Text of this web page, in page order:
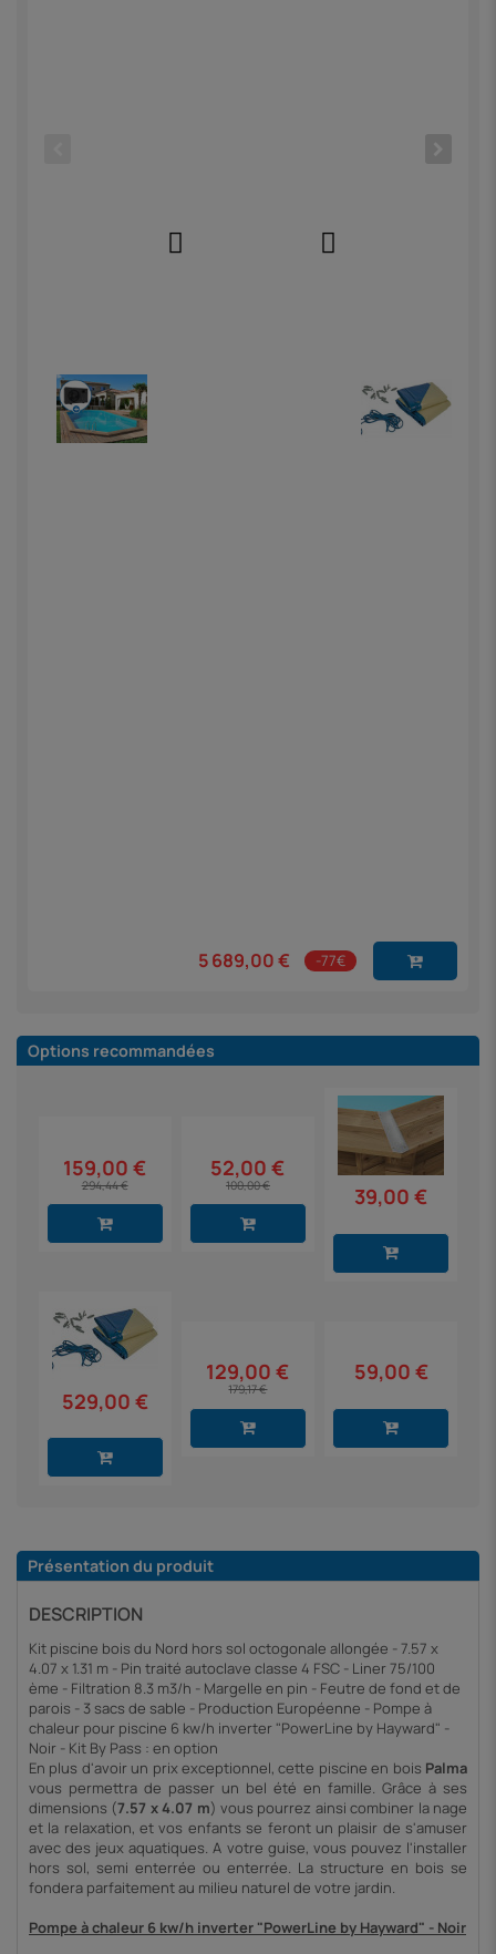
5 689,00 € -77€
Options recommandées
159,00 €
294,44 €
52,00 €
100,00 € 39,00 €
529,00 €
129,00 €
179,17 €
59,00 €
Présentation du produit
DESCRIPTION
Kit piscine bois du Nord hors sol octogonale allongée - 7.57 x
4.07 x 1.31 m - Pin traité autoclave classe 4 FSC - Liner 75/100
ème - Filtration 8.3 m3/h - Margelle en pin - Feutre de fond et de
parois - 3 sacs de sable - Production Européenne - Pompe à
chaleur pour piscine 6 kw/h inverter "PowerLine by Hayward" -
Noir - Kit By Pass : en option
En plus d'avoir un prix exceptionnel, cette piscine en bois Palma
vous permettra de passer un bel été en famille. Grâce à ses
dimensions (7.57 x 4.07 m) vous pourrez ainsi combiner la nage
et la relaxation, et vos enfants se feront un plaisir de s'amuser
avec des jeux aquatiques. A votre guise, vous pouvez l'installer
hors sol, semi enterrée ou enterrée. La structure en bois se
fondera parfaitement au milieu naturel de votre jardin.
Pompe à chaleur 6 kw/h inverter "PowerLine by Hayward" - Noir